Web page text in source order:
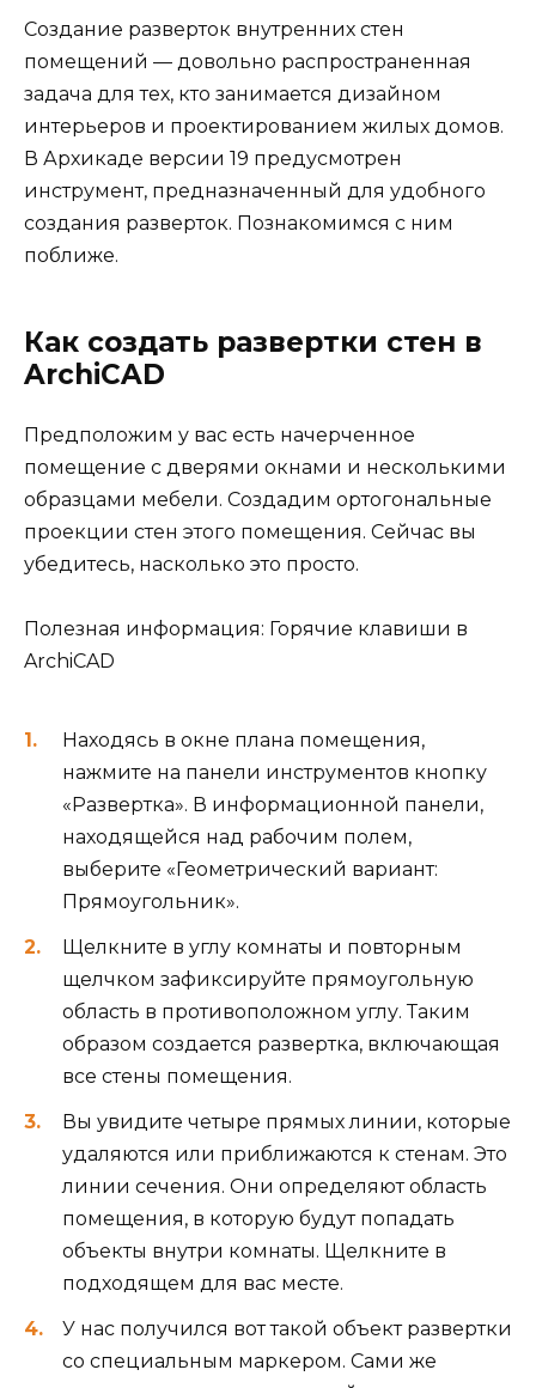
Создание разверток внутренних стен
помещений — довольно распространенная
задача для тех, кто занимается дизайном
интерьеров и проектированием жилых домов.
В Архикаде версии 19 предусмотрен
инструмент, предназначенный для удобного
создания разверток. Познакомимся с ним
поближе.
Как создать развертки стен в
ArchiCAD
Предположим у вас есть начерченное
помещение с дверями окнами и несколькими
образцами мебели. Создадим ортогональные
проекции стен этого помещения. Сейчас вы
убедитесь, насколько это просто.
Полезная информация: Горячие клавиши в
ArchiCAD
Находясь в окне плана помещения,
нажмите на панели инструментов кнопку
«Развертка». В информационной панели,
находящейся над рабочим полем,
выберите «Геометрический вариант:
Прямоугольник».
Щелкните в углу комнаты и повторным
щелчком зафиксируйте прямоугольную
область в противоположном углу. Таким
образом создается развертка, включающая
все стены помещения.
Вы увидите четыре прямых линии, которые
удаляются или приближаются к стенам. Это
линии сечения. Они определяют область
помещения, в которую будут попадать
объекты внутри комнаты. Щелкните в
подходящем для вас месте.
У нас получился вот такой объект развертки
со специальным маркером. Сами же